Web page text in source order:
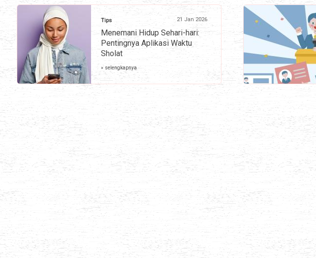
Tips 21 Jan 2026
Menemani Hidup Sehari-hari:
Pentingnya Aplikasi Waktu
Sholat
» selengkapnya